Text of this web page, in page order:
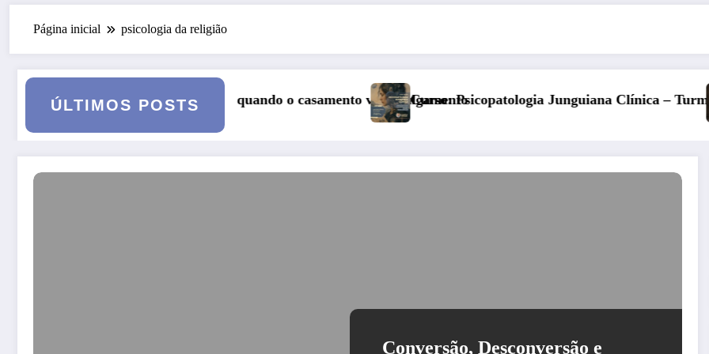
Página inicial psicologia da religião
ÚLTIMOS POSTS
quando o casamento vai a julgamentoCurso: Psicopatologia Junguiana Clínica – Turma 6 Kore, Deméter e o inverno:
Conversão, Desconversão e